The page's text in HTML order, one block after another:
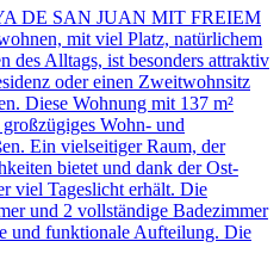
DE SAN JUAN MIT FREIEM
mit viel Platz, natürlichem
des Alltags, ist besonders attraktiv
oder einen Zweitwohnsitz
Diese Wohnung mit 137 m²
Wohn- und
Ein vielseitiger Raum, der
bietet und dank der Ost-
viel Tageslicht erhält. Die
und 2 vollständige Badezimmer
und funktionale Aufteilung. Die